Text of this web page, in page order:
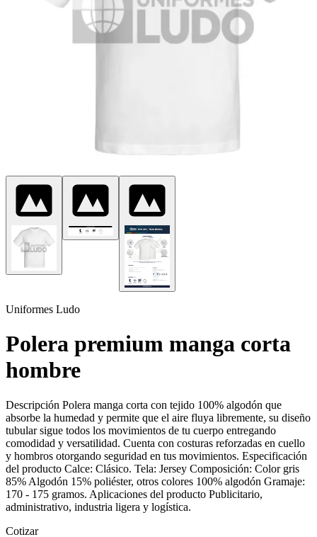
Uniformes Ludo
Polera premium manga corta
hombre
Descripción Polera manga corta con tejido 100% algodón que
absorbe la humedad y permite que el aire fluya libremente, su diseño
tubular sigue todos los movimientos de tu cuerpo entregando
comodidad y versatilidad. Cuenta con costuras reforzadas en cuello
y hombros otorgando seguridad en tus movimientos. Especificación
del producto Calce: Clásico. Tela: Jersey Composición: Color gris
85% Algodón 15% poliéster, otros colores 100% algodón Gramaje:
170 - 175 gramos. Aplicaciones del producto Publicitario,
administrativo, industria ligera y logística.
Cotizar